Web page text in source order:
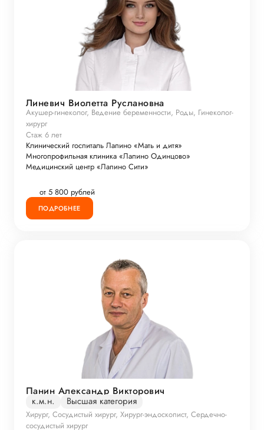
Линевич Виолетта Руслановна
Акушер-гинеколог, Ведение беременности, Роды, Гинеколог-
хирург
Стаж 6 лет
Клинический госпиталь Лапино «Мать и дитя»
Многопрофильная клиника «Лапино Одинцово»
Медицинский центр «Лапино Сити»
от 5 800 рублей
ПОДРОБНЕЕ
Панин Александр Викторович
к.м.н. Высшая категория
Хирург, Сосудистый хирург, Хирург-эндоскопист, Сердечно-
сосудистый хирург